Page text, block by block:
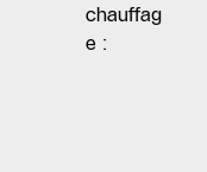
chauffag
e :